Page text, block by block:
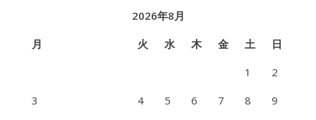
2026年8月
月
火 水 木 金 土
日
1
2
3
4 5 6 7 8
9